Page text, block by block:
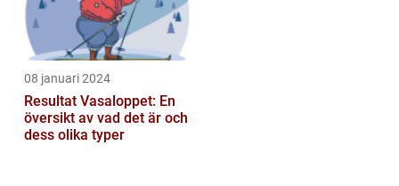
08 januari 2024
Resultat Vasaloppet: En
översikt av vad det är och
dess olika typer